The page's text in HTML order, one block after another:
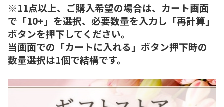
※11点以上、ご購入希望の場合は、カート画面
で「10+」を選択、必要数量を入力し「再計算」
ボタンを押下してください。
当画面での「カートに入れる」ボタン押下時の
数量選択は1個で結構です。